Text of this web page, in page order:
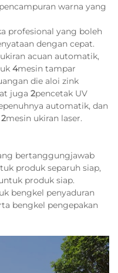
warna yang
profesional yang boleh
dengan cepat.
acuan automatik,
4mesin tampar
die aloi zink
juga 2pencetak UV
automatik, dan
2mesin ukiran laser.
bertanggungjawab
produk separuh siap,
produk siap.
bengkel penyaduran
bengkel pengepakan